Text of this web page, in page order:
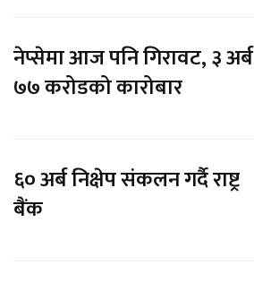
नेप्सेमा आज पनि गिरावट, ३ अर्ब
७७ करोडको कारोबार
६० अर्ब निक्षेप संकलन गर्दै राष्ट्र
बैंक